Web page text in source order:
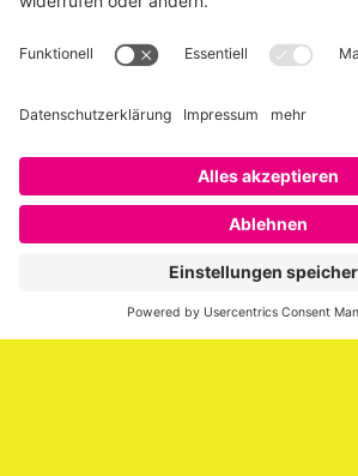
Über SAATKORN
SAATKORN ist der Blog von Gero
er über die Themen Employer Branding,